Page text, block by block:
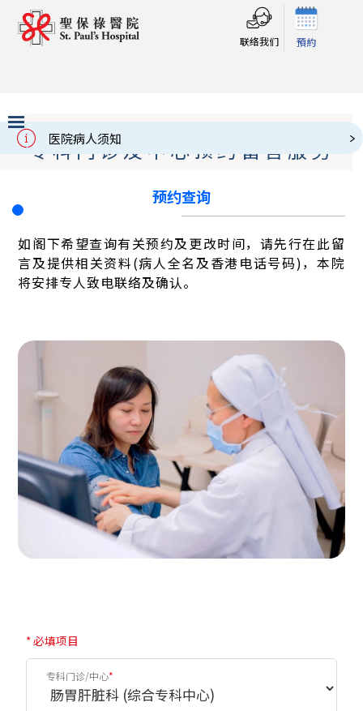
联络我们 預約
医院病人须知
Slide 2 of 3.
专科门诊及中心预约留言服务
预约查询
如阁下希望查询有关预约及更改时间，请先行在此留
言及提供相关资料(病人全名及香港电话号码)，本院
将安排专人致电联络及确认。
* 必填项目
专科门诊/中心*